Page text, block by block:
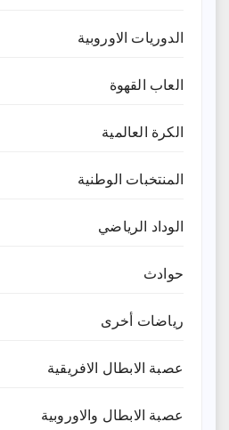
الدوريات الاوروبية
العاب القهوة
الكرة العالمية
المنتخبات الوطنية
الوداد الرياضي
حوادث
رياضات أخرى
عصبة الابطال الافريقية
عصبة الابطال والاوروبية